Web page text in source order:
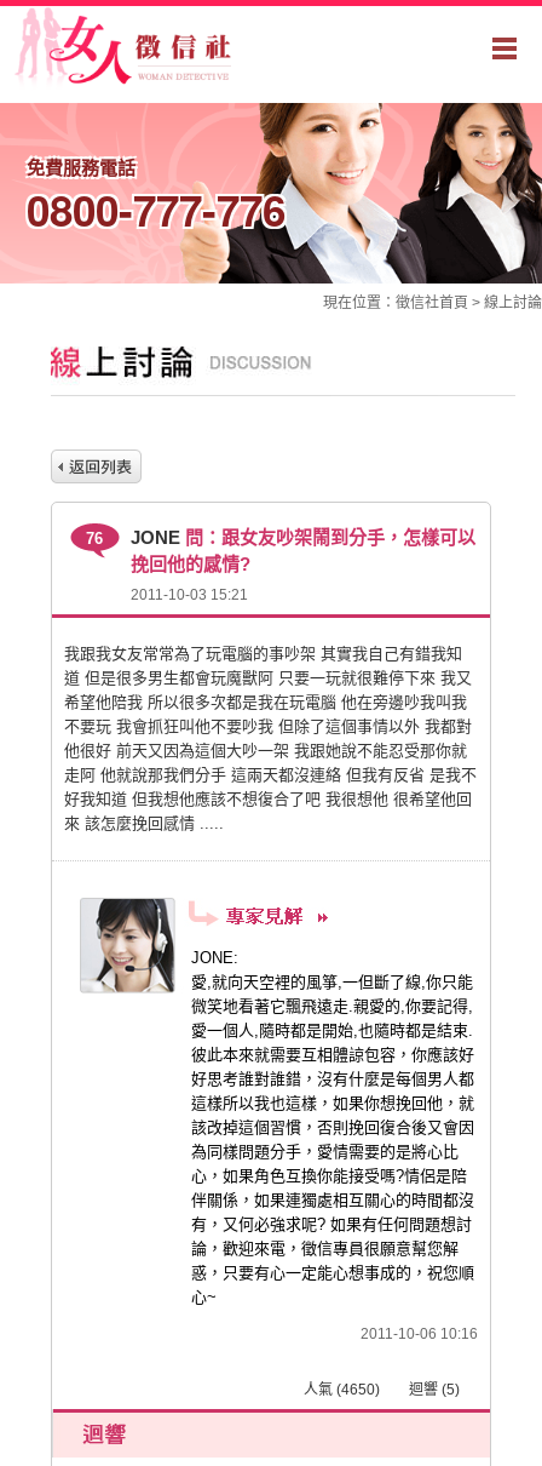
免費服務電話
0800-777-776
現在位置： 徵信社首頁 > 線上討論
76 JONE 問：跟女友吵架鬧到分手，怎樣可以
挽回他的感情?
2011-10-03 15:21
我跟我女友常常為了玩電腦的事吵架 其實我自己有錯我知
道 但是很多男生都會玩魔獸阿 只要一玩就很難停下來 我又
希望他陪我 所以很多次都是我在玩電腦 他在旁邊吵我叫我
不要玩 我會抓狂叫他不要吵我 但除了這個事情以外 我都對
他很好 前天又因為這個大吵一架 我跟她說不能忍受那你就
走阿 他就說那我們分手 這兩天都沒連絡 但我有反省 是我不
好我知道 但我想他應該不想復合了吧 我很想他 很希望他回
來 該怎麼挽回感情 .....
JONE:
愛,就向天空裡的風箏,一但斷了線,你只能
微笑地看著它飄飛遠走.親愛的,你要記得,
愛一個人,隨時都是開始,也隨時都是結束.
彼此本來就需要互相體諒包容，你應該好
好思考誰對誰錯，沒有什麼是每個男人都
這樣所以我也這樣，如果你想挽回他，就
該改掉這個習慣，否則挽回復合後又會因
為同樣問題分手，愛情需要的是將心比
心，如果角色互換你能接受嗎?情侶是陪
伴關係，如果連獨處相互關心的時間都沒
有，又何必強求呢? 如果有任何問題想討
論，歡迎來電，徵信專員很願意幫您解
惑，只要有心一定能心想事成的，祝您順
心~
2011-10-06 10:16
人氣 (4650) 迴響 (5)